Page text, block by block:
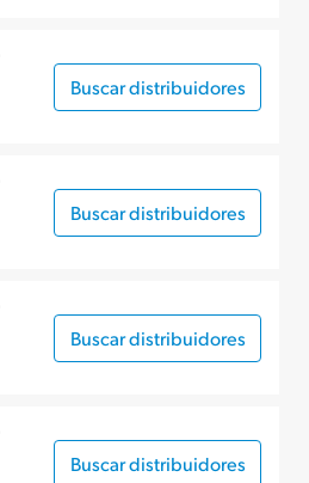
Buscar distribuidores
Buscar distribuidores
Buscar distribuidores
Buscar distribuidores